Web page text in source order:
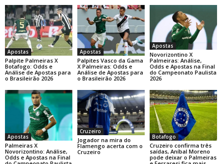
Apostas
Palpite Palmeiras X
Botafogo: Odds e
Análise de Apostas para
o Brasileirão 2026
Apostas
Palpites Vasco da Gama
X Palmeiras: Odds e
Análise de Apostas para
o Brasileirão 2026
Apostas
Novorizontino X
Palmeiras: Análise,
Odds e Apostas na Final
do Campeonato Paulista
2026
Apostas
Palmeiras X
Novorizontino: Análise,
Odds e Apostas na Final
Cruzeiro
Jogador na mira do
Flamengo acerta com o
Cruzeiro
Botafogo
Cruzeiro confirma três
saídas, Aníbal Moreno
pode deixar o Palmeiras